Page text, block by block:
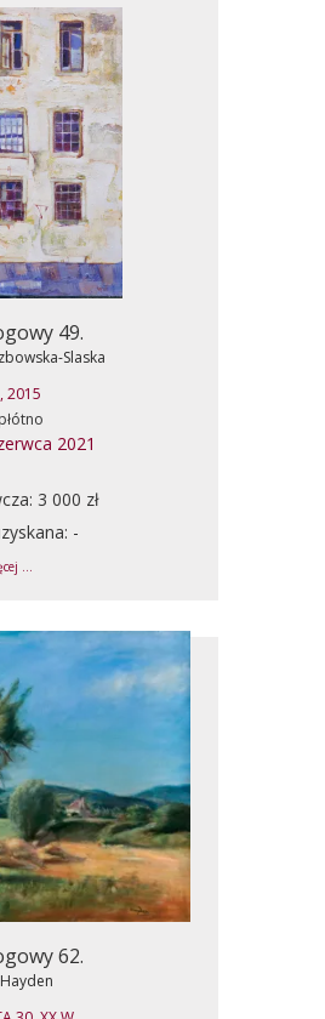
49.
Slaska
2015
2021
3 000 zł
-
...
62.